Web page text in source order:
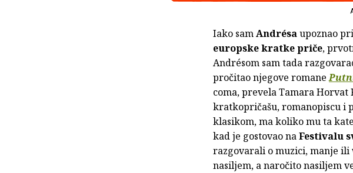
Iako samAndrésaupoznao
europske kratke priče,
Andrésom sam tada
pročitao njegove romane
coma, prevela Tamara
kratkopričašu, romanopiscu i
klasikom, ma koliko mu ta
kad je gostovao naFestivalu
razgovarali o muzici, manje ili
nasiljem, a naročito nasiljem